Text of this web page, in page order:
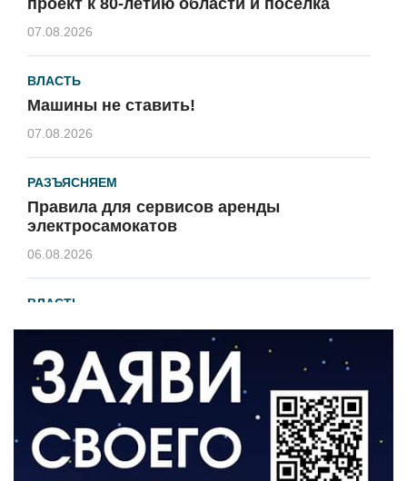
07.08.2026
ВЛАСТЬ
Машины не ставить!
07.08.2026
РАЗЪЯСНЯЕМ
Правила для сервисов аренды
электросамокатов
06.08.2026
ВЛАСТЬ
В 2026 году установят 16 станций
водоподготовки в посёлках области
06.08.2026
ВЛАСТЬ
Новый учебный год и готовность к
отопительному сезону